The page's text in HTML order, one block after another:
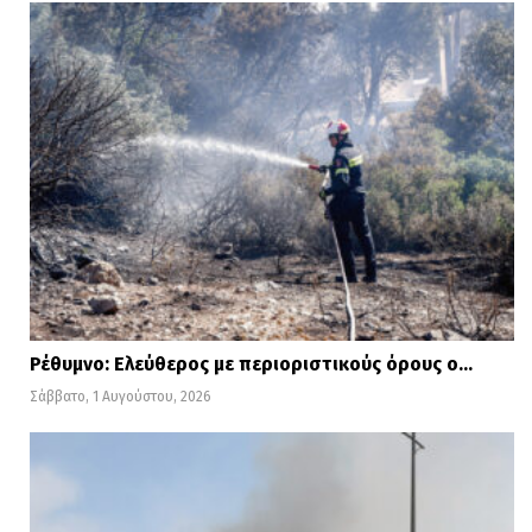
Η θερμοκρασία θα κυμανθεί στη Δυτική
Μακεδονία από 14 έως 33 βαθμούς, στην
υπόλοιπη Μακεδονία και στη Θράκη από
16 έως 35-37, στη Θεσσαλία από 16 έως 36-
38 βαθμούς, στη Δυτική Ελλάδα από 22
έως 37-39, στα υπόλοιπα ηπειρωτικά από
20 έως 35-37, στα Επτάνησα από 20 έως
33-35, στα νησιά του Αιγαίου και στην
Κρήτη από 21 έως 31-33 βαθμούς, ενώ στα
θα φτάσουν τοπικά στους 35-37 βαθμούς
Ρέθυμνο: Ελεύθερος με περιοριστικούς όρους ο…
Σάββατο, 1 Αυγούστου, 2026